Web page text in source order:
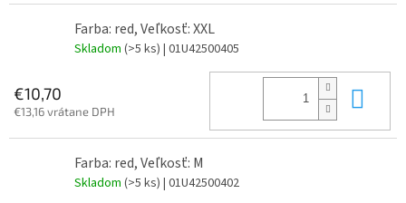
Farba: red, Veľkosť: XXL
Skladom (>5 ks) | 01U42500405
€10,70
€13,16 vrátane DPH
Farba: red, Veľkosť: M
Skladom (>5 ks) | 01U42500402